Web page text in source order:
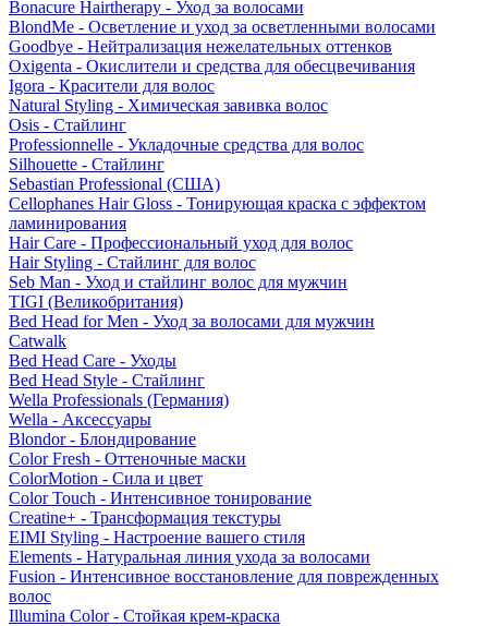
Bonacure Hairtherapy - Уход за волосами
BlondMe - Осветление и уход за осветленными волосами
Goodbye - Нейтрализация нежелательных оттенков
Oxigenta - Окислители и средства для обесцвечивания
Igora - Красители для волос
Natural Styling - Химическая завивка волос
Osis - Стайлинг
Professionnelle - Укладочные средства для волос
Silhouette - Стайлинг
Sebastian Professional (США)
Cellophanes Hair Gloss - Тонирующая краска с эффектом
ламинирования
Hair Care - Профессиональный уход для волос
Hair Styling - Стайлинг для волос
Seb Man - Уход и стайлинг волос для мужчин
TIGI (Великобритания)
Bed Head for Men - Уход за волосами для мужчин
Catwalk
Bed Head Care - Уходы
Bed Head Style - Стайлинг
Wella Professionals (Германия)
Wella - Аксессуары
Blondor - Блондирование
Color Fresh - Оттеночные маски
ColorMotion - Сила и цвет
Color Touch - Интенсивное тонирование
Creatine+ - Трансформация текстуры
EIMI Styling - Настроение вашего стиля
Elements - Натуральная линия ухода за волосами
Fusion - Интенсивное восстановление для поврежденных
волос
Illumina Color - Стойкая крем-краска